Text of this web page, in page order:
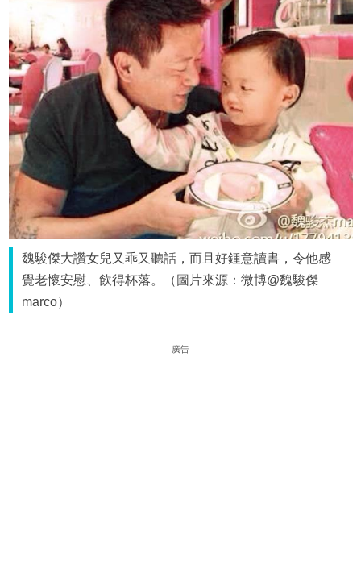
魏駿傑大讚女兒又乖又聽話，而且好鍾意讀書，令他感
覺老懷安慰、飲得杯落。（圖片來源：微博@魏駿傑
marco）
廣告